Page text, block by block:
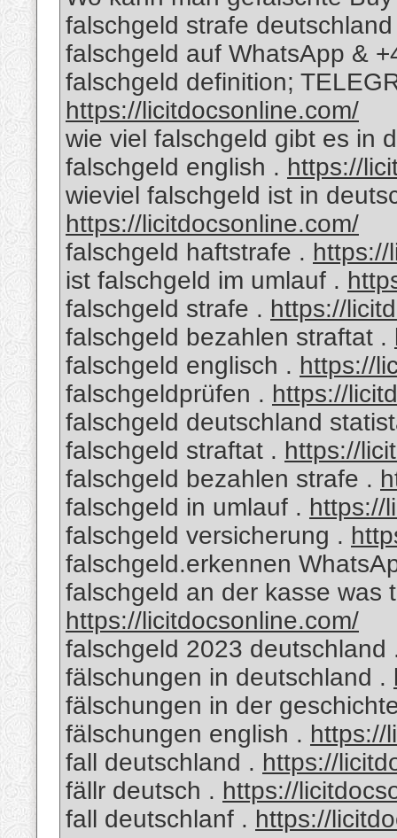
falschgeld strafe deutschland
falschgeld auf WhatsApp &
falschgeld definition;
https://licitdocsonline.com/
wie viel falschgeld gibt es in
falschgeld english . https://
wieviel falschgeld ist in
https://licitdocsonline.com/
falschgeld haftstrafe . https://
ist falschgeld im umlauf .
falschgeld strafe . https://
falschgeld bezahlen straftat .
falschgeld englisch . https://
falschgeldprüfen . https://
falschgeld deutschland
falschgeld straftat . https://
falschgeld bezahlen strafe .
falschgeld in umlauf . https://
falschgeld versicherung .
falschgeld.erkennen
falschgeld an der kasse was
https://licitdocsonline.com/
falschgeld 2023
fälschungen in deutschland .
fälschungen in der
fälschungen english . https://
fall deutschland . https://
fällr deutsch . https://
fall deutschlanf . https://